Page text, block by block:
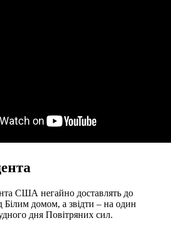
США негайно доставлять до
Білим домом, а звідти – на один
дня Повітряних сил.